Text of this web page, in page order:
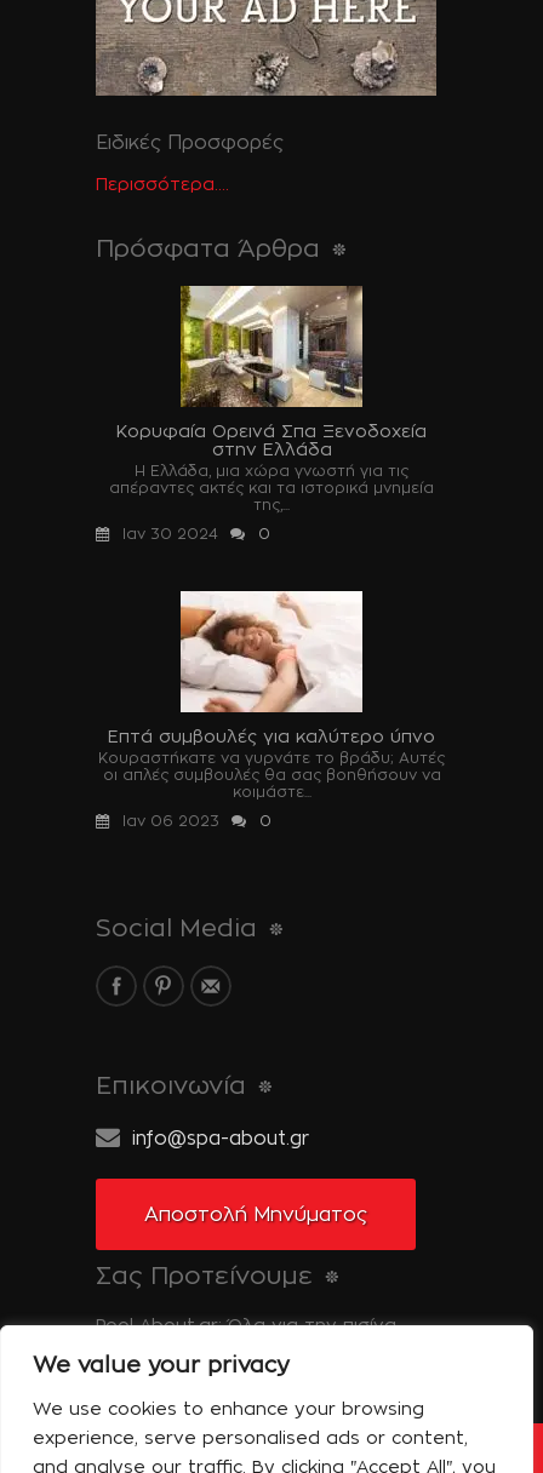
We value your privacy
We use cookies to enhance your browsing
experience, serve personalised ads or content,
and analyse our traffic. By clicking "Accept All", you
Ειδικές Προσφορές
Περισσότερα....
Πρόσφατα Άρθρα
Κορυφαία Ορεινά Σπα Ξενοδοχεία
στην Ελλάδα
Η Ελλάδα, μια χώρα γνωστή για τις
απέραντες ακτές και τα ιστορικά μνημεία
της,...
Ιαν 30 2024
0
Επτά συμβουλές για καλύτερο ύπνο
Κουραστήκατε να γυρνάτε το βράδυ; Αυτές
οι απλές συμβουλές θα σας βοηθήσουν να
κοιμάστε...
Ιαν 06 2023
0
Social Media
Επικοινωνία
info@spa-about.gr
Αποστολή Μηνύματος
Σας Προτείνουμε
Pool-About.gr: Όλα για την πισίνα
Tinos-About.gr: Ανακαλύψτε την Τήνο